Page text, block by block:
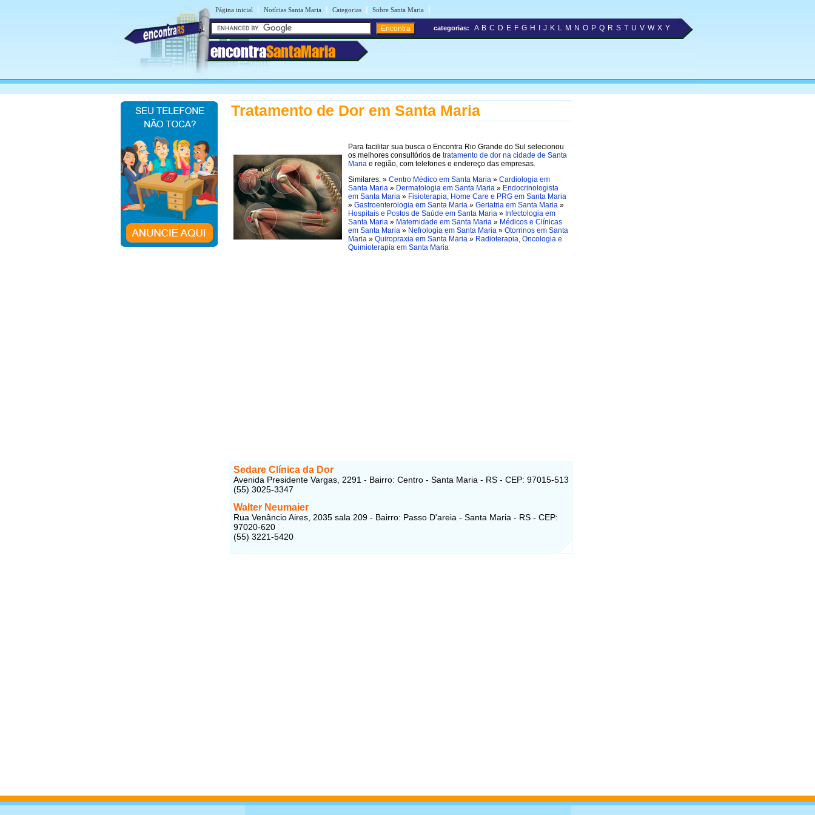
Página inicial | Notícias Santa Maria | Categorias | Sobre Santa Maria |
encontraSantaMaria
categorias: A B C D E F G H J K L M N O P Q R S T U V W X Y
Tratamento de Dor em Santa Maria
Para facilitar sua busca o Encontra Rio Grande do Sul selecionou
os melhores consultórios de tratamento de dor na cidade de Santa
Maria e região, com telefones e endereço das empresas.
Similares: » Centro Médico em Santa Maria » Cardiologia em
Santa Maria » Dermatologia em Santa Maria » Endocrinologista
em Santa Maria » Fisioterapia, Home Care e PRG em Santa Maria
» Gastroenterologia em Santa Maria » Geriatria em Santa Maria »
Hospitais e Postos de Saúde em Santa Maria » Infectologia em
Santa Maria » Maternidade em Santa Maria » Médicos e Clínicas
em Santa Maria » Nefrologia em Santa Maria » Otorrinos em Santa
Maria » Quiropraxia em Santa Maria » Radioterapia, Oncologia e
Quimioterapia em Santa Maria
Sedare Clínica da Dor
Avenida Presidente Vargas, 2291 - Bairro: Centro - Santa Maria - RS - CEP: 97015-513
(55) 3025-3347
Walter Neumaier
Rua Venâncio Aires, 2035 sala 209 - Bairro: Passo D'areia - Santa Maria - RS - CEP:
97020-620
(55) 3221-5420